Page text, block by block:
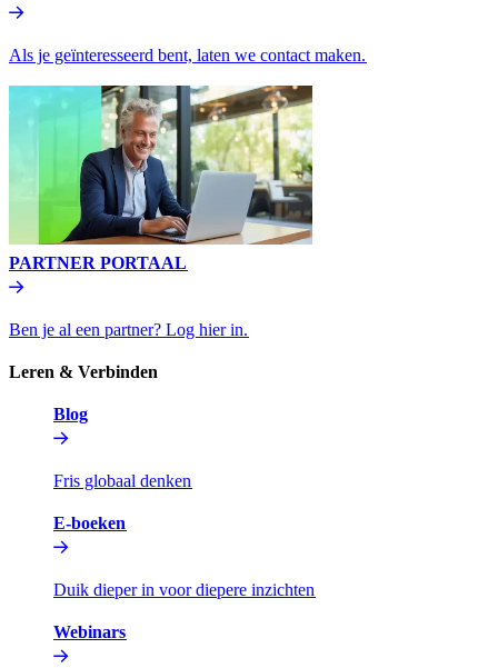
Als je geïnteresseerd bent, laten we contact maken.​​
PARTNER PORTAAL​​
Ben je al een partner? Log hier in.​​
Leren & Verbinden​​
Blog​​
Fris globaal denken​​
E-boeken​​
Duik dieper in voor diepere inzichten​​
Webinars​​